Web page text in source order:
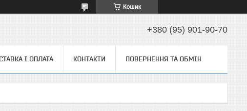
Кошик
+380 (95) 901-90-70
І ОПЛАТА КОНТАКТИ ПОВЕРНЕННЯ ТА ОБМІН